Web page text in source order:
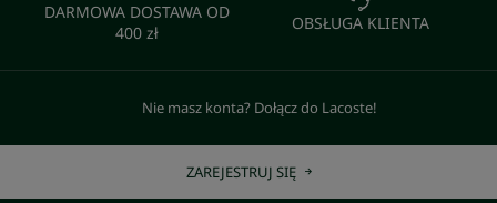
DARMOWA DOSTAWA OD
400 zł
OBSŁUGA KLIENTA
Nie masz konta? Dołącz do Lacoste!
ZAREJESTRUJ SIĘ